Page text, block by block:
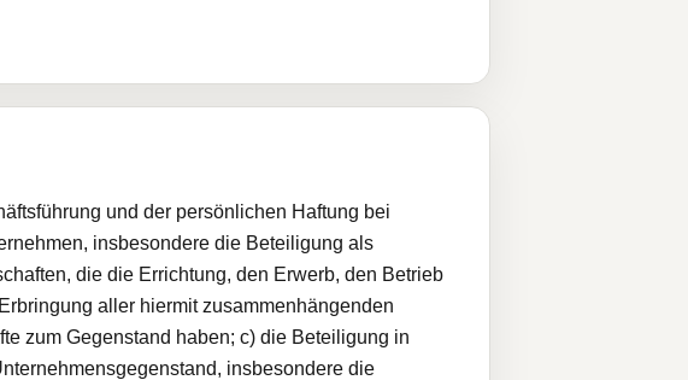
und der persönlichen Haftung bei
insbesondere die Beteiligung als
die die Errichtung, den Erwerb, den Betrieb
aller hiermit zusammenhängenden
zum Gegenstand haben; c) die Beteiligung in
insbesondere die